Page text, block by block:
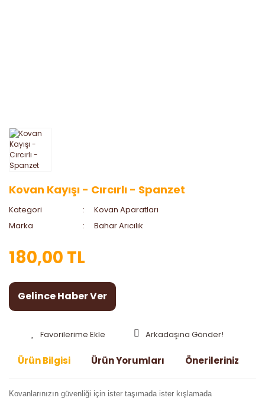
Kovan Kayışı - Cırcırlı - Spanzet
Kategori
Kovan Aparatları
Marka
Bahar Arıcılık
180,00 TL
Gelince Haber Ver
Arkadaşına Gönder!
Ürün Bilgisi Ürün Yorumları Önerileriniz
Kovanlarınızın güvenliği için ister taşımada ister kışlamada